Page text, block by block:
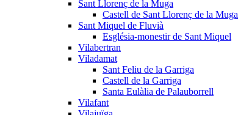
Sant Llorenç de la Muga
Castell de Sant Llorenç de la Muga
Sant Miquel de Fluvià
Església-monestir de Sant Miquel
Vilabertran
Viladamat
Sant Feliu de la Garriga
Castell de la Garriga
Santa Eulàlia de Palauborrell
Vilafant